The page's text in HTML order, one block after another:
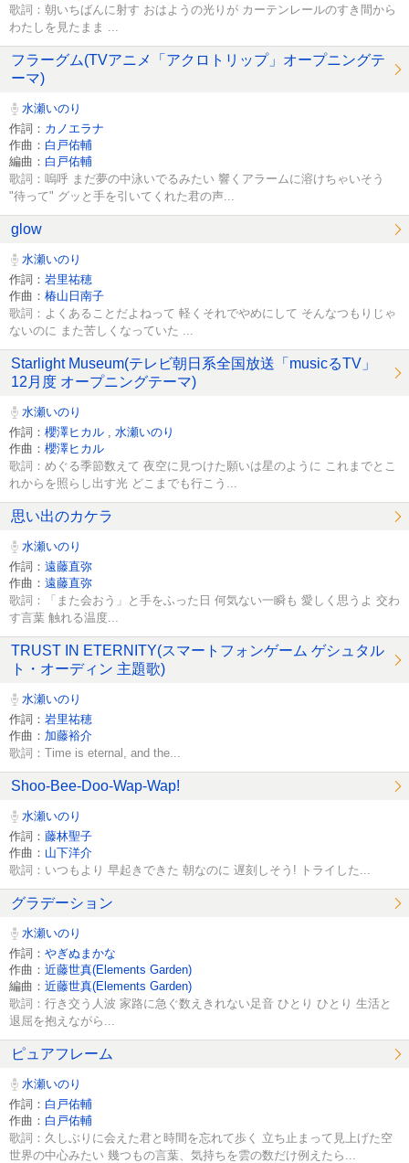
歌詞：朝いちばんに射す おはようの光りが カーテンレールのすき間から
わたしを見たまま ...
フラーグム(TVアニメ「アクロトリップ」オープニングテ
ーマ)
水瀬いのり
作詞： カノエラナ
作曲： 白戸佑輔
編曲： 白戸佑輔
歌詞：嗚呼 まだ夢の中泳いでるみたい 響くアラームに溶けちゃいそう
"待って" グッと手を引いてくれた君の声...
glow
水瀬いのり
作詞： 岩里祐穂
作曲： 椿山日南子
歌詞：よくあることだよねって 軽くそれでやめにして そんなつもりじゃ
ないのに また苦しくなっていた ...
Starlight Museum(テレビ朝日系全国放送「musicるTV」
12月度 オープニングテーマ)
水瀬いのり
作詞： 櫻澤ヒカル
水瀬いのり
作曲： 櫻澤ヒカル
歌詞：めぐる季節数えて 夜空に見つけた願いは星のように これまでとこ
れからを照らし出す光 どこまでも行こう...
思い出のカケラ
水瀬いのり
作詞： 遠藤直弥
作曲： 遠藤直弥
歌詞：「また会おう」と手をふった日 何気ない一瞬も 愛しく思うよ 交わ
す言葉 触れる温度...
TRUST IN ETERNITY(スマートフォンゲーム ゲシュタル
ト・オーディン 主題歌)
水瀬いのり
作詞： 岩里祐穂
作曲： 加藤裕介
歌詞：Time is eternal, and the...
Shoo-Bee-Doo-Wap-Wap!
水瀬いのり
作詞： 藤林聖子
作曲： 山下洋介
歌詞：いつもより 早起きできた 朝なのに 遅刻しそう! トライした...
グラデーション
水瀬いのり
作詞： やぎぬまかな
作曲： 近藤世真(Elements Garden)
編曲： 近藤世真(Elements Garden)
歌詞：行き交う人波 家路に急ぐ数えきれない足音 ひとり ひとり 生活と
退屈を抱えながら...
ピュアフレーム
水瀬いのり
作詞： 白戸佑輔
作曲： 白戸佑輔
歌詞：久しぶりに会えた君と時間を忘れて歩く 立ち止まって見上げた空
世界の中心みたい 幾つもの言葉、気持ちを雲の数だけ例えたら...